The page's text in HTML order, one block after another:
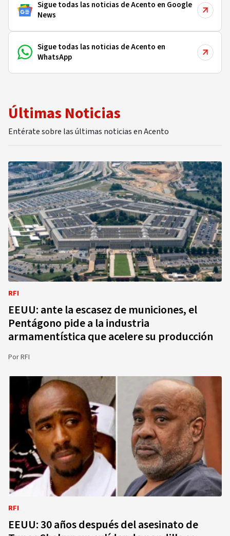
Sigue todas las noticias de Acento en Google
News
Sigue todas las noticias de Acento en
WhatsApp